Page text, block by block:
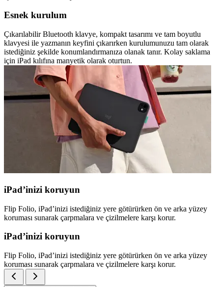
Esnek kurulum
Çıkarılabilir Bluetooth klavye, kompakt tasarımı ve tam boyutlu
klavyesi ile yazmanın keyfini çıkarırken kurulumunuzu tam olarak
istediğiniz şekilde konumlandırmanıza olanak tanır. Kolay saklama
için iPad kılıfına manyetik olarak oturtun.
iPad’inizi koruyun
Flip Folio, iPad’inizi istediğiniz yere götürürken ön ve arka yüzey
koruması sunarak çarpmalara ve çizilmelere karşı korur.
iPad’inizi koruyun
Flip Folio, iPad’inizi istediğiniz yere götürürken ön ve arka yüzey
koruması sunarak çarpmalara ve çizilmelere karşı korur.